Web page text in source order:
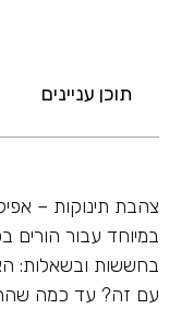
תוכן עניינים
צהבת תינוקות –
במיוחד עבור
בחששות ובשאלות:
עם זה? עד כמה